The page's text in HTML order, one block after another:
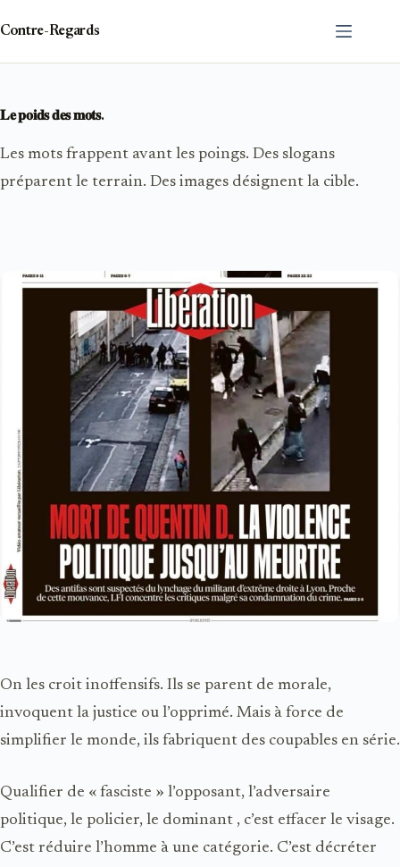
contenu
Contre-Regards
𝐋𝐞 𝐩𝐨𝐢𝐝𝐬 𝐝𝐞𝐬 𝐦𝐨𝐭𝐬.
Les mots frappent avant les poings. Des slogans
préparent le terrain. Des images désignent la cible.
On les croit inoffensifs. Ils se parent de morale,
invoquent la justice ou l’opprimé. Mais à force de
simplifier le monde, ils fabriquent des coupables en série.
Qualifier de « fasciste » l’opposant, l’adversaire
politique, le policier, le dominant , c’est effacer le visage.
C’est réduire l’homme à une catégorie. C’est décréter